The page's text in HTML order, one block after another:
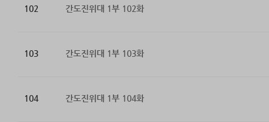
102 간도진위대 1부 102화
103 간도진위대 1부 103화
104 간도진위대 1부 104화